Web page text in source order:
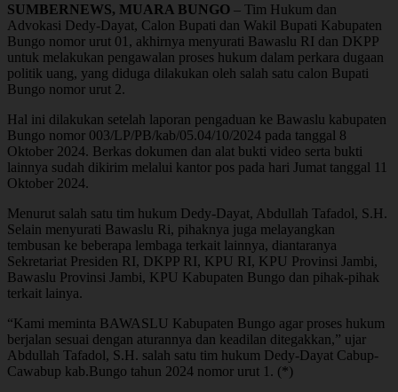
SUMBERNEWS, MUARA BUNGO – Tim Hukum dan
Advokasi Dedy-Dayat, Calon Bupati dan Wakil Bupati Kabupaten
Bungo nomor urut 01, akhirnya menyurati Bawaslu RI dan DKPP
untuk melakukan pengawalan proses hukum dalam perkara dugaan
politik uang, yang diduga dilakukan oleh salah satu calon Bupati
Bungo nomor urut 2.
Hal ini dilakukan setelah laporan pengaduan ke Bawaslu kabupaten
Bungo nomor 003/LP/PB/kab/05.04/10/2024 pada tanggal 8
Oktober 2024. Berkas dokumen dan alat bukti video serta bukti
lainnya sudah dikirim melalui kantor pos pada hari Jumat tanggal 11
Oktober 2024.
Menurut salah satu tim hukum Dedy-Dayat, Abdullah Tafadol, S.H.
Selain menyurati Bawaslu Ri, pihaknya juga melayangkan
tembusan ke beberapa lembaga terkait lainnya, diantaranya
Sekretariat Presiden RI, DKPP RI, KPU RI, KPU Provinsi Jambi,
Bawaslu Provinsi Jambi, KPU Kabupaten Bungo dan pihak-pihak
terkait lainya.
“Kami meminta BAWASLU Kabupaten Bungo agar proses hukum
berjalan sesuai dengan aturannya dan keadilan ditegakkan,” ujar
Abdullah Tafadol, S.H. salah satu tim hukum Dedy-Dayat Cabup-
Cawabup kab.Bungo tahun 2024 nomor urut 1. (*)